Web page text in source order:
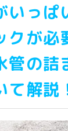
いっぱ
クが必
管の詰
て解説